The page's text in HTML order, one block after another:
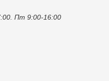
Пт 9:00-16:00